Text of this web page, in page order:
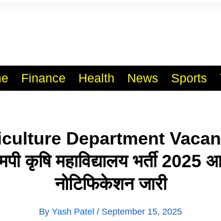
Finance Health News Sports
Department
कृषि महाविद्यालय भर्ती
नोटिफिकेशन जारी
By Yash Patel / September 15, 2025